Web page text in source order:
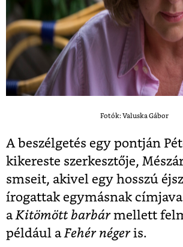
Fotók: Valuska Gábor
A beszélgetés egy pontján
kikereste szerkesztője,
smseit, akivel egy hosszú
írogattak egymásnak
aKitömött barbármellett
például aFehér négeris.